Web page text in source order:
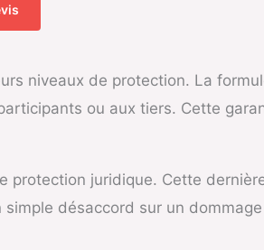
niveaux de protection. La
ou aux tiers. Cette
juridique. Cette
désaccord sur un